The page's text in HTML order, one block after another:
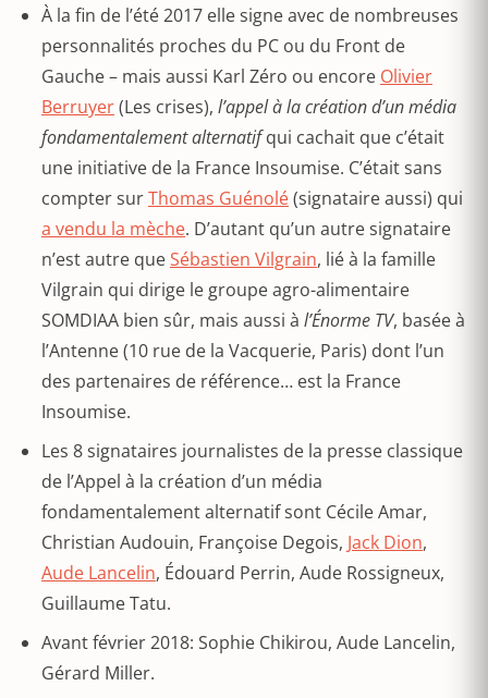
À la fin de l’été 2017 elle signe avec de nombreuses
personnalités proches du PC ou du Front de
Gauche – mais aussi Karl Zéro ou encore Olivier
Berruyer(Les crises), l’appel à la création d’un média
fondamentalement alternatifqui cachait que c’était
une initiative de la France Insoumise. C’était sans
compter surThomas Guénolé(signataire aussi) qui
a vendu la mèche. D’autant qu’un autre signataire
n’est autre queSébastien Vilgrain, lié à la famille
Vilgrain qui dirige le groupe agro-alimentaire
SOMDIAA bien sûr, mais aussi à l’Énorme TV, basée à
l’Antenne (10 rue de la Vacquerie, Paris) dont l’un
des partenaires de référence… est la France
Insoumise.
Les 8 signataires journalistes de la presse classique
de l’Appel à la création d’un média
fondamentalement alternatif sont Cécile Amar,
Christian Audouin, Françoise Degois, Jack Dion,
Aude Lancelin, Édouard Perrin, Aude Rossigneux,
Guillaume Tatu.
Avant février 2018: Sophie Chikirou, Aude Lancelin,
Gérard Miller.